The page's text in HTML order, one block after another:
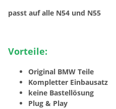
passt auf alle N54 und N55
Vorteile:
Original BMW Teile
Kompletter Einbausatz
keine Bastellösung
Plug & Play